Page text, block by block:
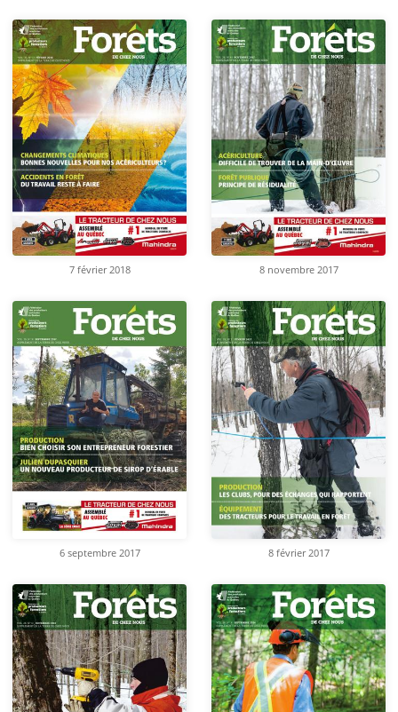
7 février 2018 8 novembre 2017
6 septembre 2017 8 février 2017